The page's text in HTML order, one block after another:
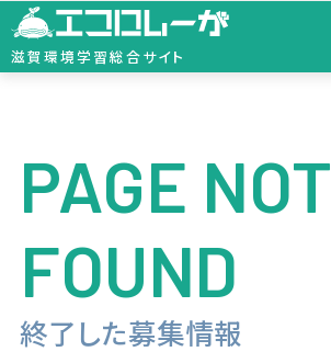
滋賀環境学習総合サイト
PAGE NOT
FOUND
終了した募集情報